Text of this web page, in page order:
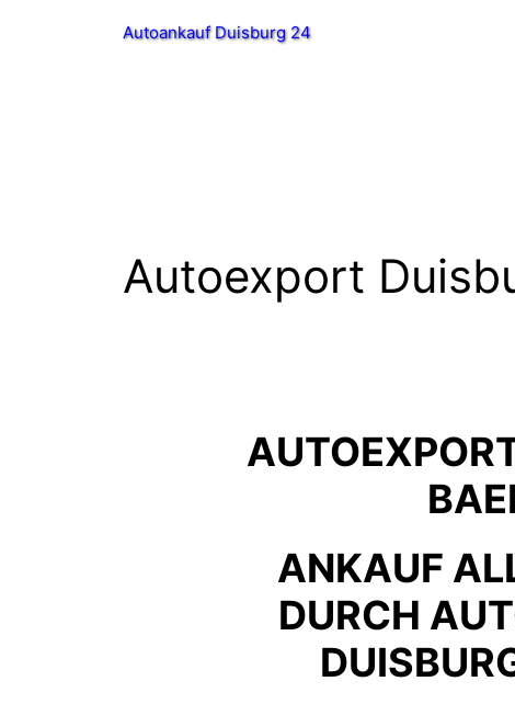
Autoankauf Duisburg 24
Autoexport
ANKAUF
DURCH